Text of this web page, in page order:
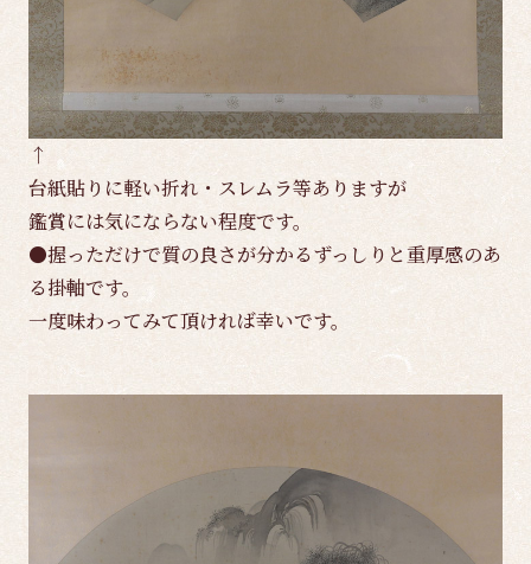
↑
台紙貼りに軽い折れ・スレムラ等ありますが
鑑賞には気にならない程度です。
●握っただけで質の良さが分かるずっしりと重厚感のあ
る掛軸です。
一度味わってみて頂ければ幸いです。